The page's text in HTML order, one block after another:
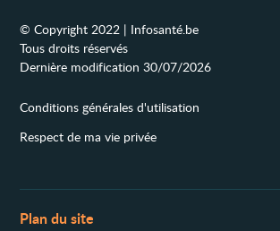
© Copyright 2022 | Infosanté.be
Tous droits réservés
Dernière modification 30/07/2026
Conditions générales d'utilisation
Respect de ma vie privée
Plan du site